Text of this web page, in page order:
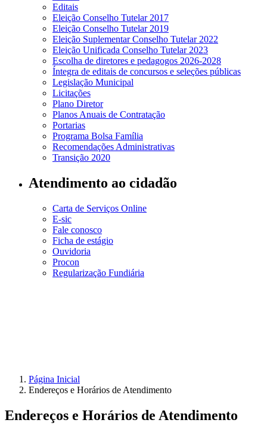
Editais
Eleição Conselho Tutelar 2017
Eleição Conselho Tutelar 2019
Eleição Suplementar Conselho Tutelar 2022
Eleição Unificada Conselho Tutelar 2023
Escolha de diretores e pedagogos 2026-2028
Íntegra de editais de concursos e seleções públicas
Legislação Municipal
Licitações
Plano Diretor
Planos Anuais de Contratação
Portarias
Programa Bolsa Família
Recomendações Administrativas
Transição 2020
Atendimento ao cidadão
Carta de Serviços Online
E-sic
Fale conosco
Ficha de estágio
Ouvidoria
Procon
Regularização Fundiária
Página Inicial
Endereços e Horários de Atendimento
Endereços e Horários de Atendimento